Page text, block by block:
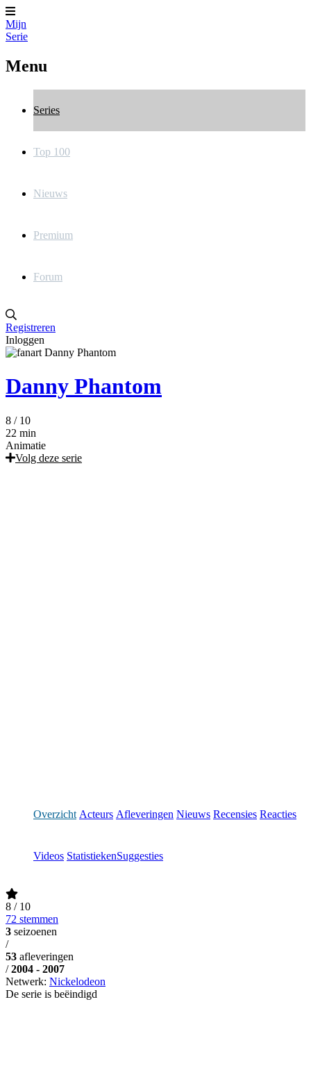
Mijn
Serie
Menu
Series
Top 100
Nieuws
Premium
Forum
Registreren
Inloggen
Danny Phantom
8 / 10
22 min
Animatie
Volg deze serie
Overzicht Acteurs Afleveringen Nieuws Recensies Reacties
Videos StatistiekenSuggesties
8 / 10
72 stemmen
3 seizoenen
/
53 afleveringen
/ 2004 - 2007
Netwerk: Nickelodeon
De serie is beëindigd